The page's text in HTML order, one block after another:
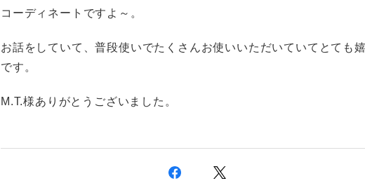
コーディネートですよ～。
お話をしていて、普段使いでたくさんお使いいただいていてとても
です。
M.T.様ありがとうございました。